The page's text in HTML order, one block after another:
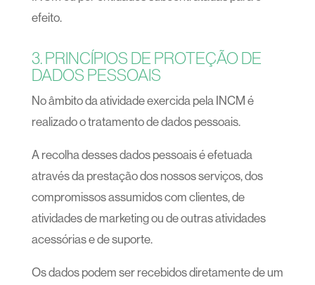
efeito.
3. PRINCÍPIOS DE PROTEÇÃO DE
DADOS PESSOAIS
No âmbito da atividade exercida pela INCM é
realizado o tratamento de dados pessoais.
A recolha desses dados pessoais é efetuada
através da prestação dos nossos serviços, dos
compromissos assumidos com clientes, de
atividades de marketing ou de outras atividades
acessórias e de suporte.
Os dados podem ser recebidos diretamente de um